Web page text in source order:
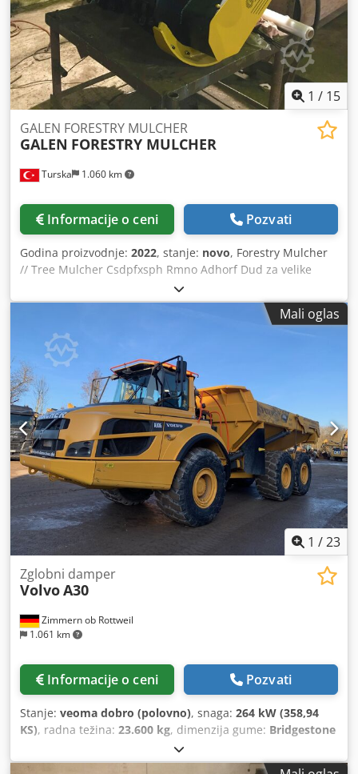
1 / 15
Turska 1.060 km
GALEN FORESTRY MULCHER
GALEN FORESTRY MULCHER
Informacije o ceni Pozvati
Godina proizvodnje: 2022, stanje: novo, Forestry Mulcher
// Tree Mulcher Csdpfxsph Rmno Adhorf Dud za velike
bagere, sa GALEN tehnologijom Mulcher na slici je za
20excavators mulches drveće prečnika do 30 cm i dolazi u
radnoj širini: 160 cm. Idealan je za rukovanje i uklanjanje
vegetacije u šumovitim oblastima, posebno za poslove koji
zahtevaju veliki kapacitet i brzinu seckanja Za detaljne
informacije i cenu kontaktirajte nas
Mali oglas
1 /23
Zimmern ob Rottweil
1.061 km
Zglobni damper
VolvoA30
Informacije o ceni Pozvati
Stanje: veoma dobro (polovno), snaga: 264 kW (358,94
KS), radna težina: 23.600 kg, dimenzija gume: Bridgestone
, stanje pneumatika:70 procenat
proizvodnje:2023, radni sati:1.710 h, Oprema:klima